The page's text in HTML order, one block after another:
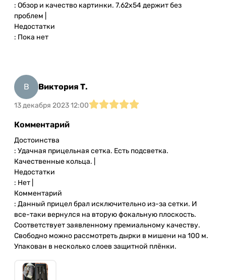
: Обзор и качество картинки. 7.62х54 держит без
проблем |
Недостатки
: Пока нет
В Виктория Т.
13 декабря 2023 12:00
Комментарий
Достоинства
: Удачная прицельная сетка. Есть подсветка.
Качественные кольца. |
Недостатки
: Нет |
Комментарий
: Данный прицел брал исключительно из-за сетки. И
все-таки вернулся на вторую фокальную плоскость.
Соответствует заявленному премиальному качеству.
Свободно можно рассмотреть дырки в мишени на 100 м.
Упакован в несколько слоев защитной плёнки.